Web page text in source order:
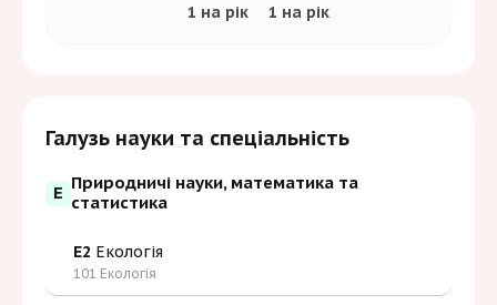
Галузь науки та спеціальність
E Природничі науки, математика та
статистика
E2 Екологія
101 Екологія
1 на рік
1 на рік